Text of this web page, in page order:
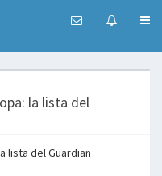
la lista del